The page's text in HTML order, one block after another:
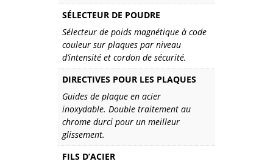
SÉLECTEUR DE POUDRE
Sélecteur de poids magnétique à code
couleur sur plaques par niveau
d’intensité et cordon de sécurité.
DIRECTIVES POUR LES PLAQUES
Guides de plaque en acier
inoxydable. Double traitement au
chrome durci pour un meilleur
glissement.
FILS D’ACIER